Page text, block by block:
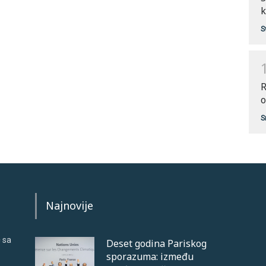
1
sa
Najnovije
Deset godina Pariskog
sporazuma: između